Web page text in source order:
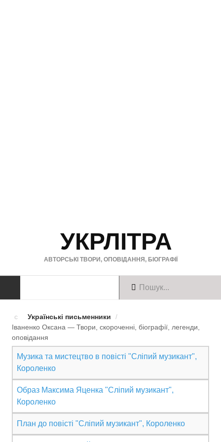
УКРЛІТРА
АВТОРСЬКІ ТВОРИ, ОПОВІДАННЯ, БІОГРАФІЇ
Твори українською
Твори англійською
Твори німецькою
БІОГРАФІЇ
Українські письменники
Українські письменники
/
Іваненко Оксана — Твори, скороченні, біографії, легенди,
оповiдання
Музика та мистецтво в повісті "Сліпий музикант",
Короленко
Образ Максима Яценка "Сліпий музикант",
Короленко
План до повісті "Сліпий музикант", Короленко